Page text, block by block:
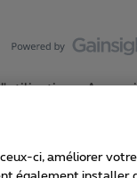
ci, améliorer